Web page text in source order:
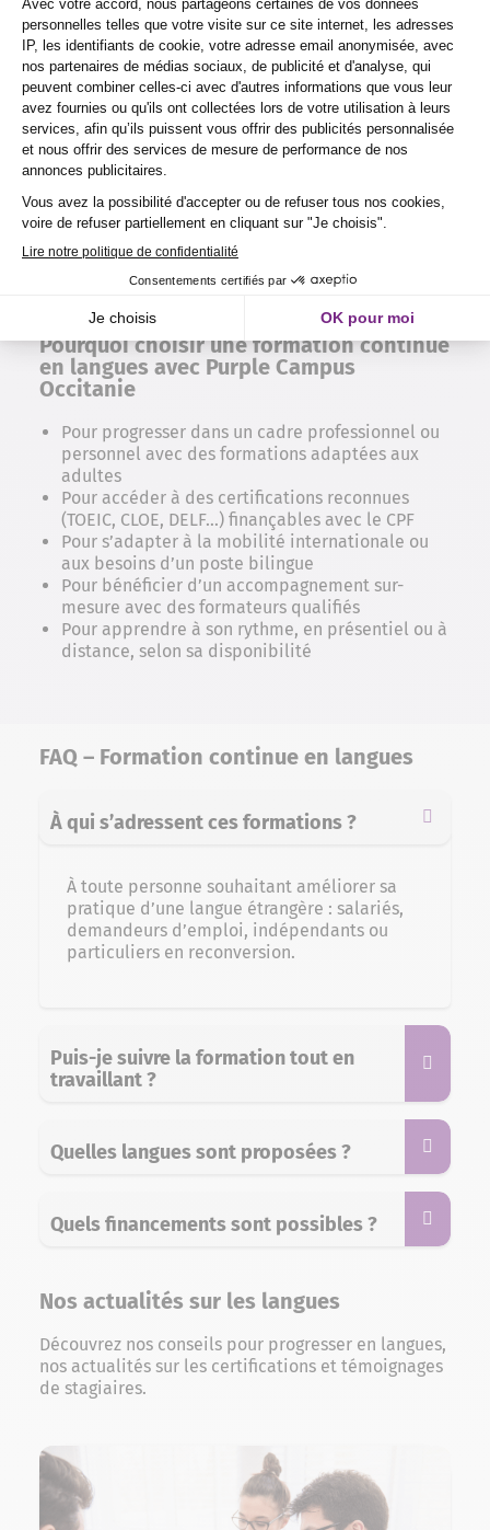
Pourquoi choisir une formation continue
en langues avec Purple Campus
Occitanie
Pour progresser dans un cadre professionnel ou
personnel avec des formations adaptées aux
adultes
Pour accéder à des certifications reconnues
(TOEIC, CLOE, DELF…) finançables avec le CPF
Pour s’adapter à la mobilité internationale ou
aux besoins d’un poste bilingue
Pour bénéficier d’un accompagnement sur-
mesure avec des formateurs qualifiés
Pour apprendre à son rythme, en présentiel ou à
distance, selon sa disponibilité
FAQ – Formation continue en langues
À qui s’adressent ces formations ?
À toute personne souhaitant améliorer sa
pratique d’une langue étrangère : salariés,
demandeurs d’emploi, indépendants ou
particuliers en reconversion.
Puis-je suivre la formation tout en
travaillant ?
Quelles langues sont proposées ?
Quels financements sont possibles ?
Nos actualités sur les langues
Découvrez nos conseils pour progresser en langues,
nos actualités sur les certifications et témoignages
de stagiaires.